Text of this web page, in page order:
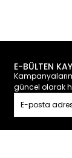
E-BÜLTEN
güncel olarak